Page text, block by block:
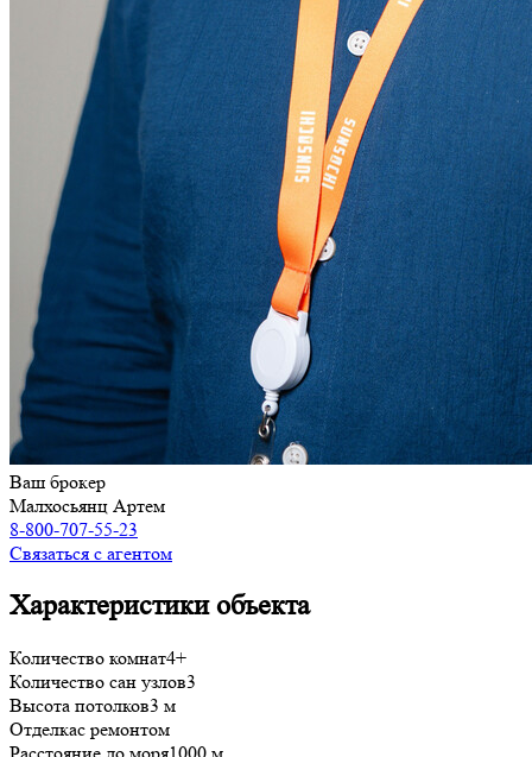
Ваш брокер
Малхосьянц Артем
8-800-707-55-23
Связаться с агентом
Характеристики объекта
Количество комнат4+
Количество сан узлов3
Высота потолков3 м
Отделкас ремонтом
Расстояние до моря1000 м